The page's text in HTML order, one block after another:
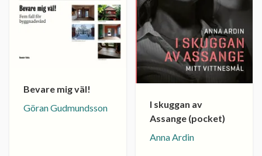
Bevare mig väl!
Göran Gudmundsson
I skuggan av
Assange (pocket)
Anna Ardin